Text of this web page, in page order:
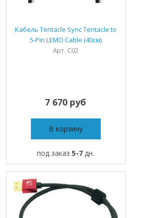
Кабель Tentacle Sync Tentacle to
5-Pin LEMO Cable (40см)
Арт. C02
7 670 руб
В корзину
под заказ5-7 дн.